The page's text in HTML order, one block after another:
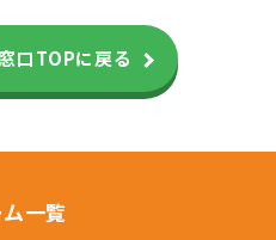
口TOPに戻る
一覧